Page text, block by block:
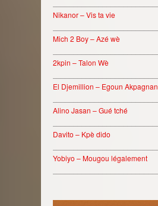
Nikanor – Vis ta vie
Mich 2 Boy – Azé wè
2kpin – Talon Wè
El Djemillion – Egoun Akpagnan
Alino Jasan – Gué tché
Davito – Kpè dido
Yobiyo – Mougou légalement